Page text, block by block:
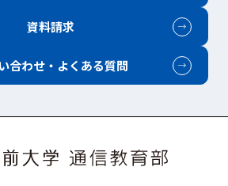
資料請求
合わせ・よくある質問